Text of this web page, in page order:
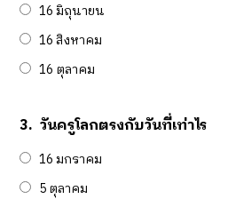
16 มิถุนายน
16 สิงหาคม
16 ตุลาคม
3. วันครูโลกตรงกับวันที่เท่าไร
16 มกราคม
5 ตุลาคม